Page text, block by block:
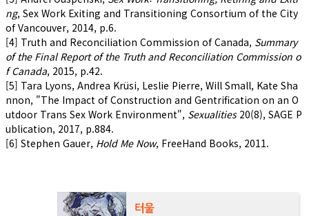
ng, Sex Work Exiting and Transitioning Consortium of the City
of Vancouver, 2014, p.6.
[4] Truth and Reconciliation Commission of Canada, Summary
of the Final Report of the Truth and Reconciliation Commission o
f Canada, 2015, p.42.
[5] Tara Lyons, Andrea Krüsi, Leslie Pierre, Will Small, Kate Sha
nnon, "The Impact of Construction and Gentrification on an O
utdoor Trans Sex Work Environment", Sexualities20(8), SAGE P
ublication, 2017, p.884.
[6] Stephen Gauer, Hold Me Now, FreeHand Books, 2011.